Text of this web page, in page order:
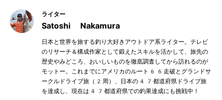
ライター
Satoshi Nakamura
日本と世界を旅する釣り大好きアウトドア系ライター。テレビ
のリサーチ＆構成作家として鍛えたスキルを活かして、旅先の
歴史やみどころ、おいしいものを徹底調査してから訪れるのが
モットー。これまでにアメリカのルート66走破とグランドサ
ークルドライブ旅（2周）、日本の47都道府県ドライブ旅
を達成し、現在は47都道府県での釣果達成にも挑戦中！